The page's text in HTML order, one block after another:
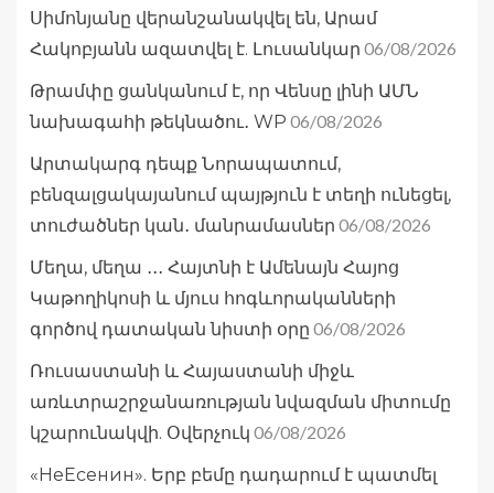
Սիմոնյանը վերանշանակվել են, Արամ
Հակոբյանն ազատվել է. Լուսանկար 06/08/2026
Թրամփը ցանկանում է, որ Վենսը լինի ԱՄՆ
նախագահի թեկնածու․ WP 06/08/2026
Արտակարգ դեպք Նորապատում,
բենզալցակայանում պայթյուն է տեղի ունեցել,
տուժածներ կան․ մանրամասներ 06/08/2026
Մեղա, մեղա ․․․ Հայտնի է Ամենայն Հայոց
Կաթողիկոսի և մյուս հոգևորականների
գործով դատական նիստի օրը 06/08/2026
Ռուսաստանի և Հայաստանի միջև
առևտրաշրջանառության նվազման միտումը
կշարունակվի. Օվերչուկ 06/08/2026
«НеЕсенин». Երբ բեմը դադարում է պատմել